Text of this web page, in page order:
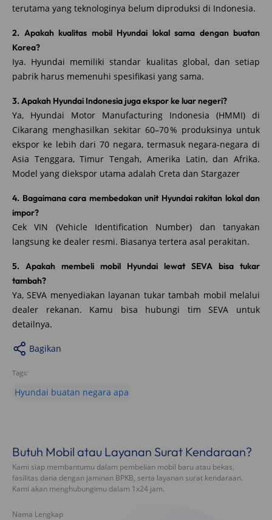
terutama yang teknologinya belum diproduksi di Indonesia.
2. Apakah kualitas mobil Hyundai lokal sama dengan buatan
Korea?
Iya. Hyundai memiliki standar kualitas global, dan setiap
pabrik harus memenuhi spesifikasi yang sama.
3. Apakah Hyundai Indonesia juga ekspor ke luar negeri?
Ya, Hyundai Motor Manufacturing Indonesia (HMMI) di
Cikarang menghasilkan sekitar 60–70 % produksinya untuk
ekspor ke lebih dari 70 negara, termasuk negara-negara di
Asia Tenggara, Timur Tengah, Amerika Latin, dan Afrika.
Model yang diekspor utama adalah Creta dan Stargazer
4. Bagaimana cara membedakan unit Hyundai rakitan lokal dan
impor?
Cek VIN (Vehicle Identification Number) dan tanyakan
langsung ke dealer resmi. Biasanya tertera asal perakitan.
5. Apakah membeli mobil Hyundai lewat SEVA bisa tukar
tambah?
Ya, SEVA menyediakan layanan tukar tambah mobil melalui
dealer rekanan. Kamu bisa hubungi tim SEVA untuk
detailnya.
Bagikan
Tags:
Hyundai buatan negara apa
Butuh Mobil atau Layanan Surat Kendaraan?
Kami siap membantumu dalam pembelian mobil baru atau bekas,
fasilitas dana dengan jaminan BPKB, serta layanan surat kendaraan.
Kami akan menghubungimu dalam 1x24 jam.
Nama Lengkap